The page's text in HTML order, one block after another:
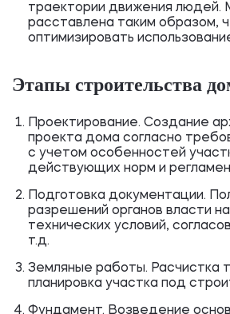
траектории движения людей.
расставлена таким образом,
оптимизировать
Этапы строительства
Проектирование. Создание
проекта дома согласно
с учетом особенностей
действующих норм и
Подготовка документации.
разрешений органов власти
технических условий,
т.д.
Земляные работы. Расчистка
планировка участка под
Фундамент. Возведение